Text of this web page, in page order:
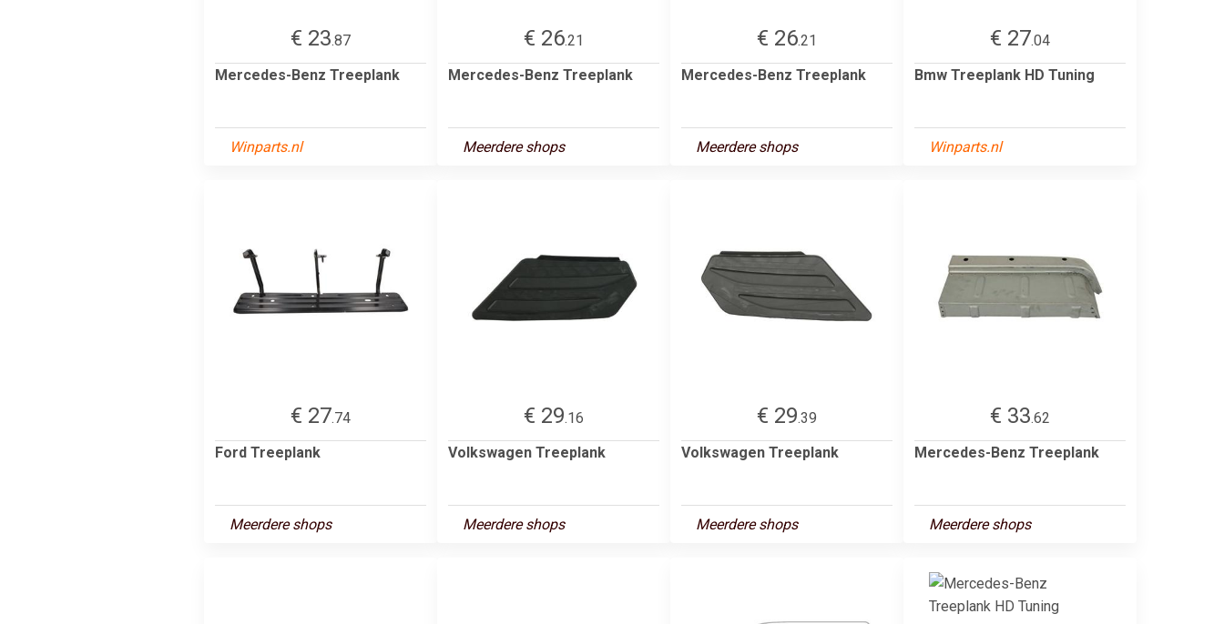
€ 23.87
Mercedes-Benz Treeplank
Winparts.nl
€ 26.21
Mercedes-Benz Treeplank
Meerdere shops
€ 26.21
Mercedes-Benz Treeplank
Meerdere shops
€ 27.04
Bmw Treeplank HD Tuning
Winparts.nl
€ 27.74
Ford Treeplank
Meerdere shops
€ 29.16
Volkswagen Treeplank
Meerdere shops
€ 29.39
Volkswagen Treeplank
Meerdere shops
€ 33.62
Mercedes-Benz Treeplank
Meerdere shops